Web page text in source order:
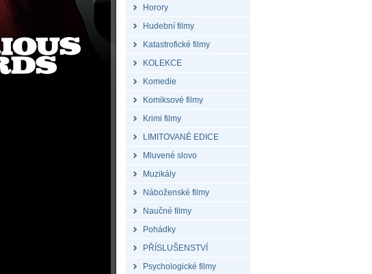
Horory
Hudební filmy
Katastrofické filmy
KOLEKCE
Komedie
Komiksové filmy
Krimi filmy
LIMITOVANÉ EDICE
Mluvené slovo
Muzikály
Náboženské filmy
Naučné filmy
Pohádky
PŘÍSLUŠENSTVÍ
Psychologické filmy